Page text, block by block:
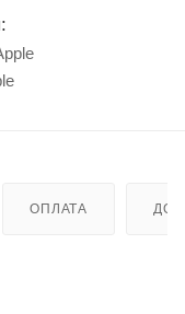
ОПЛАТА